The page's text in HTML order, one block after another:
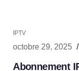
IPTV
octobre 29, 2025 /
Abonnement